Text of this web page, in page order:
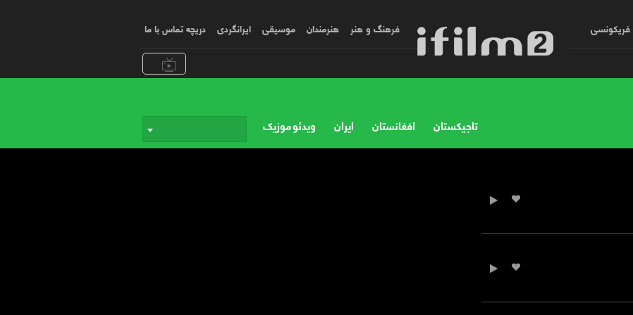
فریکونسی فرهنگ و هنر هنرمندان موسیقی ایرانگردی دریچه تماس با ما
ویدئو موزیک ایران افغانستان تاجیکستان